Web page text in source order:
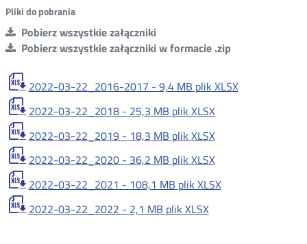
Pliki do pobrania
Pobierz wszystkie załączniki
Pobierz wszystkie załączniki w formacie .zip
2022-03-22_2016-2017 - 9,4 MB plik XLSX
2022-03-22_2018 - 25,3 MB plik XLSX
2022-03-22_2019 - 18,3 MB plik XLSX
2022-03-22_2020 - 36,2 MB plik XLSX
2022-03-22_2021 - 108,1 MB plik XLSX
2022-03-22_2022 - 2,1 MB plik XLSX